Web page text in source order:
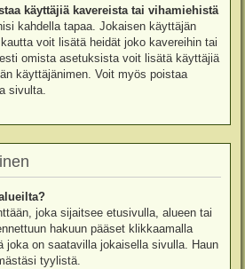
käyttäjiä kavereista tai vihamiehistä
kahdella tapaa. Jokaisen käyttäjän
voit lisätä heidät joko kavereihin tai
omista asetuksista voit lisätä käyttäjiä
käyttäjänimen. Voit myös poistaa
sivulta.
joka sijaitsee etusivulla, alueen tai
hakuun pääset klikkaamalla
joka on saatavilla jokaisella sivulla. Haun
tyylistä.